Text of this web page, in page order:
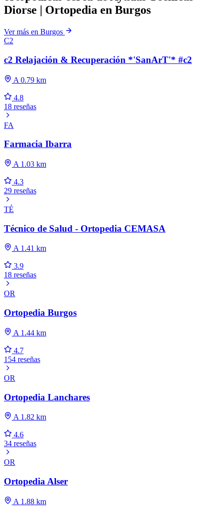
Diorse | Ortopedia en Burgos
Ver más en Burgos
C2
c2 Relajación & Recuperación *'SanArT'* #c2
A 0.79 km
4.8
18 reseñas
FA
Farmacia Ibarra
A 1.03 km
4.3
29 reseñas
TÉ
Técnico de Salud - Ortopedia CEMASA
A 1.41 km
3.9
18 reseñas
OR
Ortopedia Burgos
A 1.44 km
4.7
154 reseñas
OR
Ortopedia Lanchares
A 1.82 km
4.6
34 reseñas
OR
Ortopedia Alser
A 1.88 km